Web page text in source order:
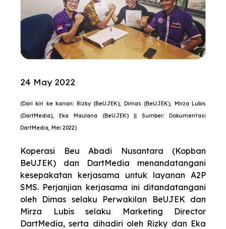
24 May 2022
(Dari kiri ke kanan: Rizky (BeUJEK), Dimas (BeUJEK), Mirza Lubis
(DartMedia), Eka Maulana (BeUJEK) || Sumber: Dokumentasi
DartMedia, Mei 2022)
Koperasi Beu Abadi Nusantara (Kopban
BeUJEK) dan DartMedia menandatangani
kesepakatan kerjasama untuk layanan A2P
SMS. Perjanjian kerjasama ini ditandatangani
oleh Dimas selaku Perwakilan BeUJEK dan
Mirza Lubis selaku Marketing Director
DartMedia, serta dihadiri oleh Rizky dan Eka